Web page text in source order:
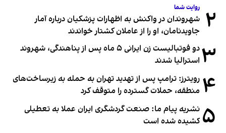
۲ روایت شما
شهروندان در واکنش به اظهارات پزشکیان درباره آمار
جاویدنامان، او را از عاملان کشتار خواندند
۳
دو فوتبالیست زن ایرانی ۵ ماه پس از پناهندگی، شهروند
استرالیا شدند
۴ رویترز: ترامپ پس از تهدید تهران به حمله به زیرساخت‌های
منطقه، حملات گسترده را متوقف کرد
۵ نشریه پیام ما: صنعت گردشگری ایران عملا به تعطیلی
کشیده شده است